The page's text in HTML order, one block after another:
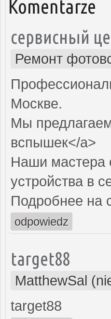
Komentarze
сервисный
Ремонт
Москве.
Мы
вспышек</a>
Наши мастера
устройства в
Подробнее на
odpowiedz
target88
MatthewSal
target88